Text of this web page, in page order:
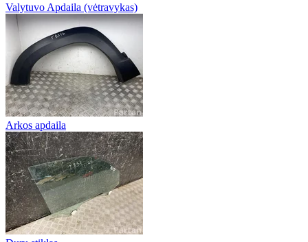
Valytuvo Apdaila (vėtravykas)
Arkos apdaila